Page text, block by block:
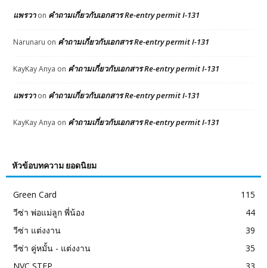
แพรวาon คำถามเกี่ยวกับเอกสาร Re-entry permit I-131
Narunaru on คำถามเกี่ยวกับเอกสาร Re-entry permit I-131
KayKay Anya on คำถามเกี่ยวกับเอกสาร Re-entry permit I-131
แพรวาon คำถามเกี่ยวกับเอกสาร Re-entry permit I-131
KayKay Anya on คำถามเกี่ยวกับเอกสาร Re-entry permit I-131
หัวข้อบทความ ยอดนิยม
Green Card
115
วีซ่า พ่อแม่ลูก พี่น้อง
44
วีซ่า แต่งงาน
39
วีซ่า คู่หมั้น - แต่งงาน
35